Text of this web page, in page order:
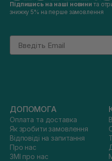
Підпишись на наші новини та
знижку 5% на перше замовлення
Email
ДОПОМОГА
Оплата та доставка
Як зробити замовлення
Відповіді на запитання
Про нас
ЗМІ про нас